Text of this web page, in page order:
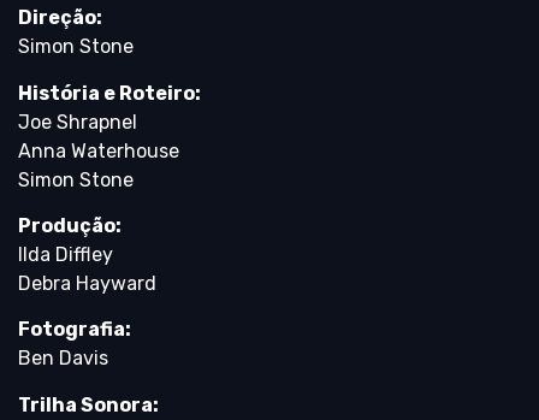
Direção:
Simon Stone
História e Roteiro:
Joe Shrapnel
Anna Waterhouse
Simon Stone
Produção:
Ilda Diffley
Debra Hayward
Fotografia:
Ben Davis
Trilha Sonora: